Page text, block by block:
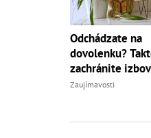
Odchádzate na
dovolenku?
zachránite
Zaujímavosti